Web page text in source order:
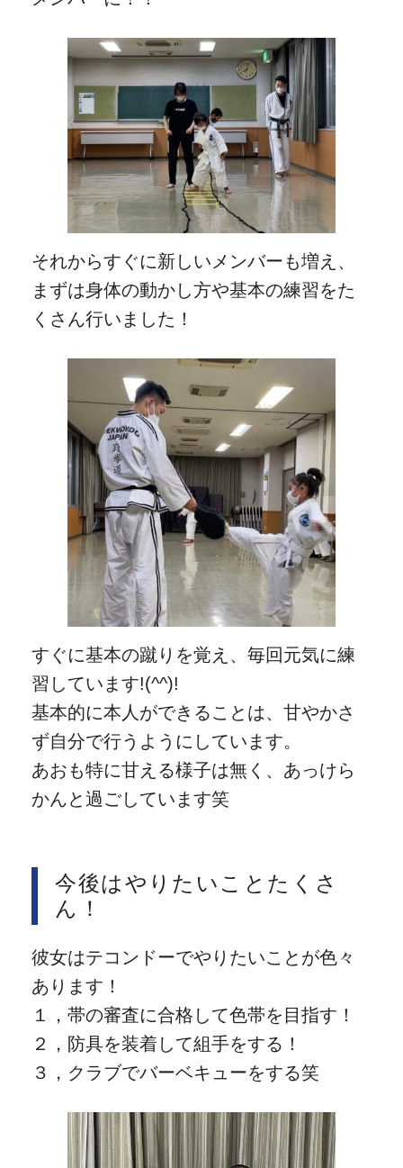
それからすぐに新しいメンバーも増え、
まずは身体の動かし方や基本の練習をた
くさん行いました！
すぐに基本の蹴りを覚え、毎回元気に練
習しています!(^^)!
基本的に本人ができることは、甘やかさ
ず自分で行うようにしています。
あおも特に甘える様子は無く、あっけら
かんと過ごしています笑
今後はやりたいことたくさ
ん！
彼女はテコンドーでやりたいことが色々
あります！
１，帯の審査に合格して色帯を目指す！
２，防具を装着して組手をする！
３，クラブでバーベキューをする笑